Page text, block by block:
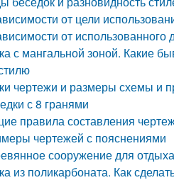
от цели
от использованного
с мангальной зоной. Какие
чертежи и размеры схемы и
с 8 гранями
правила составления
чертежей с пояснениями
сооружение для отдыха
из поликарбоната. Как